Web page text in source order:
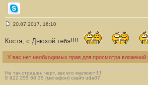
Skype
о
щ
е
н
и
е
20.07.2017, 16:10
Костя, с Днюхой тебя!!!!
У вас нет необходимых прав для просмотра вложений
Не так страшен черт, как его малюют!!!!
8 922 255 68 35 (мегафон) скайп uda07.